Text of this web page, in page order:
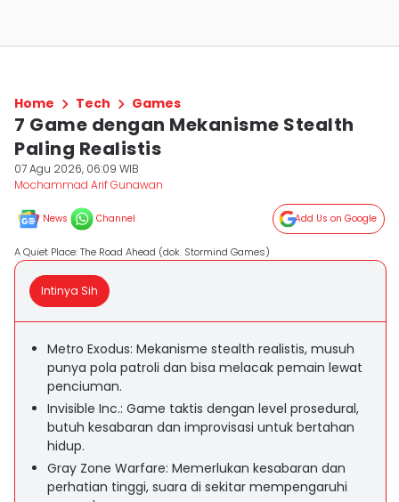
Home Tech Games
7 Game dengan Mekanisme Stealth
Paling Realistis
07 Agu 2026, 06:09 WIB
Mochammad Arif Gunawan
News Channel Add Us on Google
A Quiet Place: The Road Ahead (dok. Stormind Games)
Intinya Sih
Metro Exodus: Mekanisme stealth realistis, musuh
punya pola patroli dan bisa melacak pemain lewat
penciuman.
Invisible Inc.: Game taktis dengan level prosedural,
butuh kesabaran dan improvisasi untuk bertahan
hidup.
Gray Zone Warfare: Memerlukan kesabaran dan
perhatian tinggi, suara di sekitar mempengaruhi